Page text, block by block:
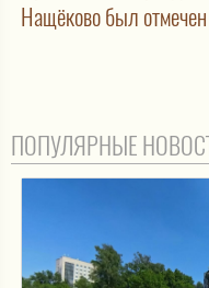
Нащёково был
ПОПУЛЯРНЫЕ